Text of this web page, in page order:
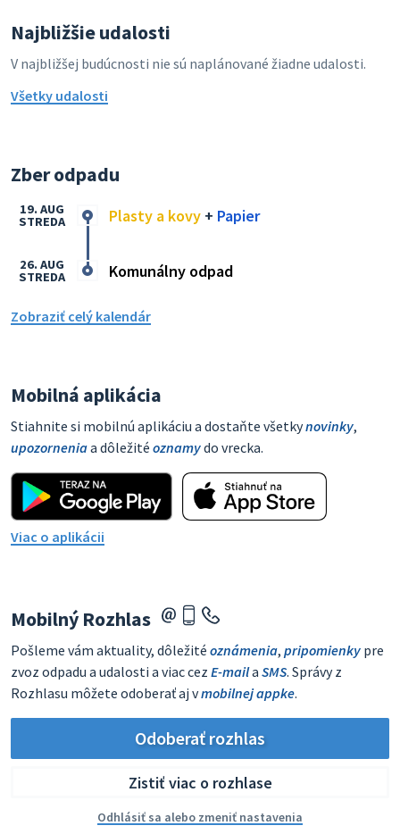
Najbližšie udalosti
V najbližšej budúcnosti nie sú naplánované žiadne udalosti.
Všetky udalosti
Zber odpadu
Plasty a kovy + Papier
19. AUG
STREDA
Komunálny odpad
26. AUG
STREDA
Zobraziť celý kalendár
Mobilná aplikácia
Stiahnite si mobilnú aplikáciu a dostaňte všetkynovinky,
upozorneniaa dôležité oznamydo vrecka.
Viac o aplikácii
Mobilný Rozhlas
Pošleme vám aktuality, dôležité oznámenia, pripomienky pre
zvoz odpadu a udalosti a viac cez E-maila SMS. Správy z
Rozhlasu môžete odoberať aj vmobilnej appke.
Odoberať rozhlas
Zistiť viac o rozhlase
Odhlásiť sa alebo zmeniť nastavenia